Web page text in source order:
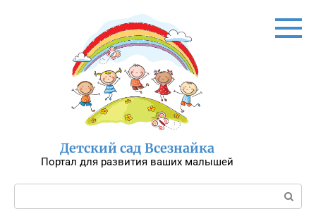
Детский сад Всезнайка
Портал для развития ваших малышей
Поиск: